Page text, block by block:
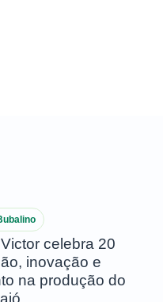
celebra 20
inovação e
na produção do